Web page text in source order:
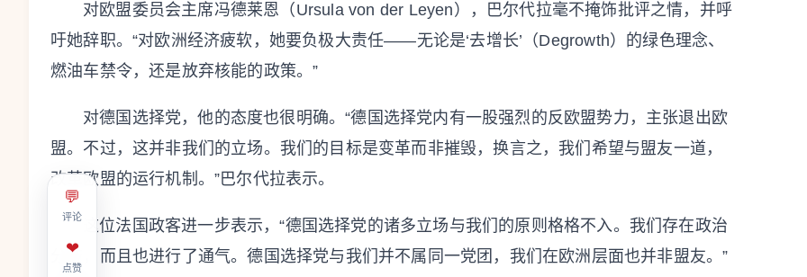
💬
评论
❤
点赞
对欧盟委员会主席冯德莱恩（Ursula von der Leyen），巴尔代拉毫不掩饰批评之情，并呼
吁她辞职。“对欧洲经济疲软，她要负极大责任——无论是‘去增长’（Degrowth）的绿色理念、
燃油车禁令，还是放弃核能的政策。”
对德国选择党，他的态度也很明确。“德国选择党内有一股强烈的反欧盟势力，主张退出欧
盟。不过，这并非我们的立场。我们的目标是变革而非摧毁，换言之，我们希望与盟友一道，
改革欧盟的运行机制。”巴尔代拉表示。
这位法国政客进一步表示，“德国选择党的诸多立场与我们的原则格格不入。我们存在政治
分歧，而且也进行了通气。德国选择党与我们并不属同一党团，我们在欧洲层面也并非盟友。”